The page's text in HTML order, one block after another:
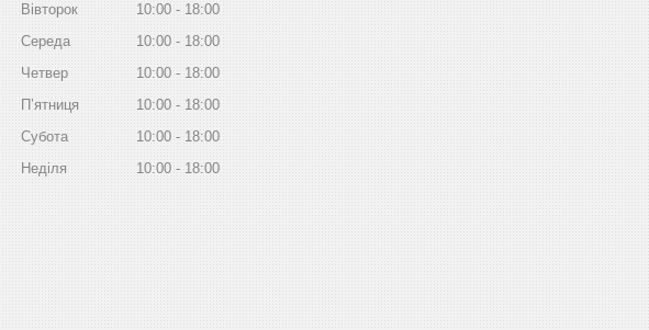
Вівторок
10:00
18:00
Середа
10:00
18:00
Четвер
10:00
18:00
Пʼятниця
10:00
18:00
Субота
10:00
18:00
Неділя
10:00 18:00